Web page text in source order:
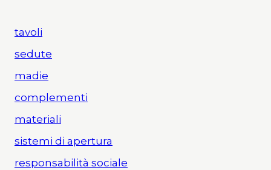
tavoli
sedute
madie
complementi
materiali
sistemi di apertura
responsabilità sociale